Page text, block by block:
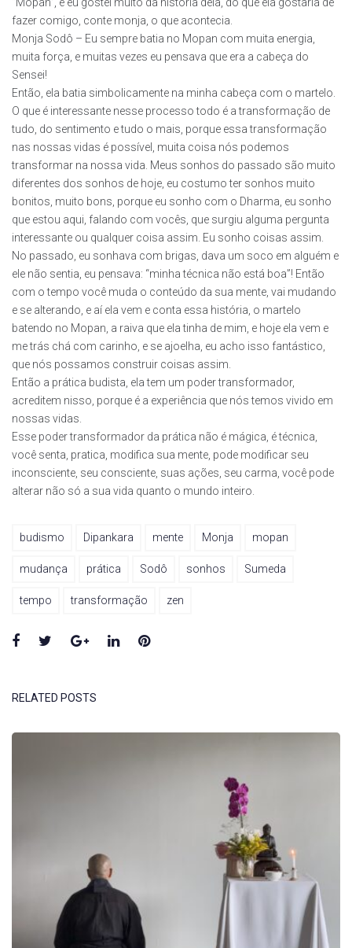
“Mopan”, e eu gostei muito da história dela, do que ela gostaria de
fazer comigo, conte monja, o que acontecia.
Monja Sodô – Eu sempre batia no Mopan com muita energia,
muita força, e muitas vezes eu pensava que era a cabeça do
Sensei!
Então, ela batia simbolicamente na minha cabeça com o martelo.
O que é interessante nesse processo todo é a transformação de
tudo, do sentimento e tudo o mais, porque essa transformação
nas nossas vidas é possível, muita coisa nós podemos
transformar na nossa vida. Meus sonhos do passado são muito
diferentes dos sonhos de hoje, eu costumo ter sonhos muito
bonitos, muito bons, porque eu sonho com o Dharma, eu sonho
que estou aqui, falando com vocês, que surgiu alguma pergunta
interessante ou qualquer coisa assim. Eu sonho coisas assim.
No passado, eu sonhava com brigas, dava um soco em alguém e
ele não sentia, eu pensava: “minha técnica não está boa”! Então
com o tempo você muda o conteúdo da sua mente, vai mudando
e se alterando, e aí ela vem e conta essa história, o martelo
batendo no Mopan, a raiva que ela tinha de mim, e hoje ela vem e
me trás chá com carinho, e se ajoelha, eu acho isso fantástico,
que nós possamos construir coisas assim.
Então a prática budista, ela tem um poder transformador,
acreditem nisso, porque é a experiência que nós temos vivido em
nossas vidas.
Esse poder transformador da prática não é mágica, é técnica,
você senta, pratica, modifica sua mente, pode modificar seu
inconsciente, seu consciente, suas ações, seu carma, você pode
alterar não só a sua vida quanto o mundo inteiro.
budismo Dipankara mente Monja mopan
mudança prática Sodô sonhos Sumeda
tempo transformação zen
Facebook
TwitterGoogle+LinkedInPinterest
RELATED POSTS